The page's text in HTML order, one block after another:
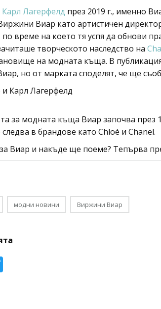
Карл Лагерфелд през 2019 г., именно
Виар като артистичен
време на което тя успя да обнови
творческото наследство на
на модната къща. В
но от марката споделят, че ще
за модната къща Виар започва през
в брандове като Chloé и Chanel.
Виар и накъде ще поеме? Тепърва
модни новини Виржини Виар